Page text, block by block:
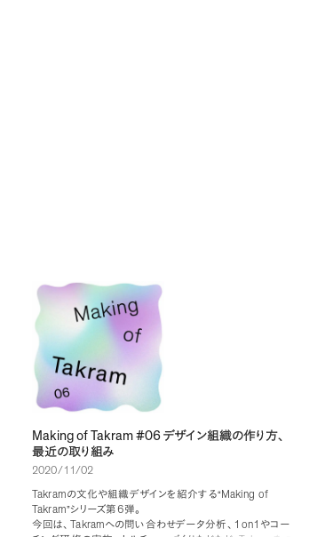
Making of Takram #06 デザイン組織の作り方、
最近の取り組み
2020/11/02
Takramの文化や組織デザインを紹介する“Making of
Takram”シリーズ第6弾。
今回は、 Takramへの問い合わせデータ分析、 1on1 やコー